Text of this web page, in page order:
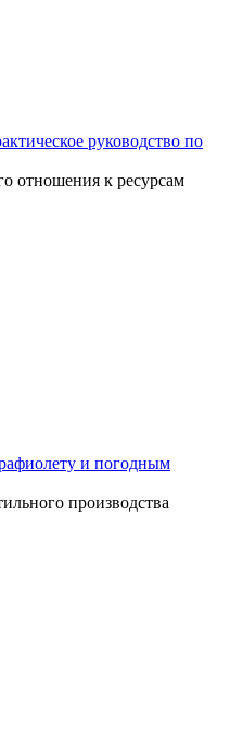
руководство по
отношения к ресурсам
и погодным
производства